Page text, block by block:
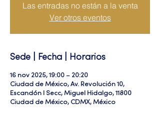
Las entradas no están a la venta
Ver otros eventos
Sede | Fecha | Horarios
16 nov 2025, 19:00 – 20:20
Ciudad de México, Av. Revolución 10,
Escandón I Secc, Miguel Hidalgo, 11800
Ciudad de México, CDMX, México